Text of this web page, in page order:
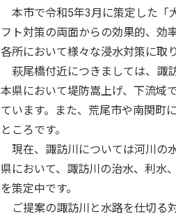
本市で令和5年3月に策定した「
フト対策の両面からの効果的、効
各所において様々な浸水対策に取
萩尾橋付近につきましては、諏
本県において堤防嵩上げ、下流域
ています。また、荒尾市や南関町
ところです。
現在、諏訪川については河川の
県において、諏訪川の治水、利水
を策定中です。
ご提案の諏訪川と水路を仕切る